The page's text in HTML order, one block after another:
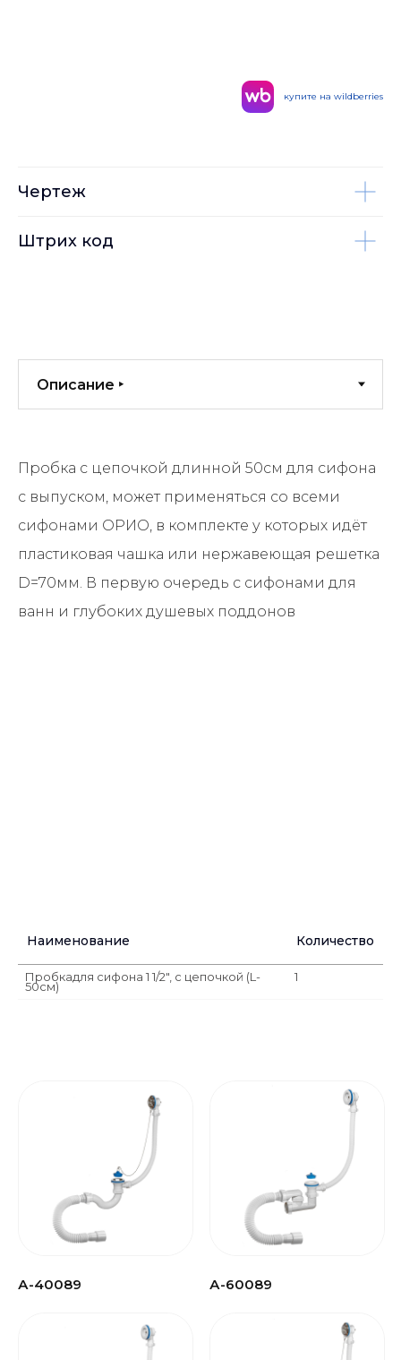
купите на wildberries
Чертеж
Штрих код
Пробка с цепочкой длинной 50см для сифона
с выпуском, может применяться со всеми
сифонами ОРИО, в комплекте у которых идёт
пластиковая чашка или нержавеющая решетка
D=70мм. В первую очередь с сифонами для
ванн и глубоких душевых поддонов
Наименование Количество
Пробкадля сифона 1 1/2", с цепочкой (L-
50см)
1
А-40089 А-60089